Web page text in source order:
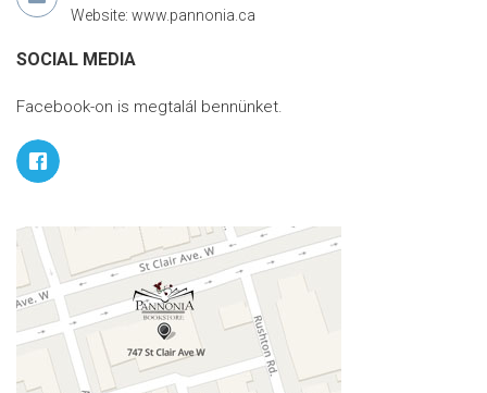
Website: www.pannonia.ca
SOCIAL MEDIA
Facebook-on is megtalál bennünket.